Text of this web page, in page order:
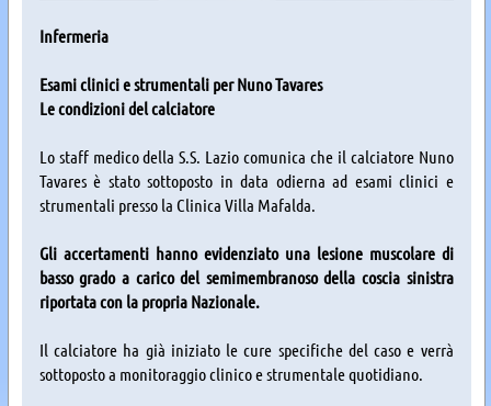
Infermeria
Esami clinici e strumentali per Nuno Tavares
Le condizioni del calciatore
Lo staff medico della S.S. Lazio comunica che il calciatore Nuno
Tavares è stato sottoposto in data odierna ad esami clinici e
strumentali presso la Clinica Villa Mafalda.
Gli accertamenti hanno evidenziato una lesione muscolare di
basso grado a carico del semimembranoso della coscia sinistra
riportata con la propria Nazionale.
Il calciatore ha già iniziato le cure specifiche del caso e verrà
sottoposto a monitoraggio clinico e strumentale quotidiano.